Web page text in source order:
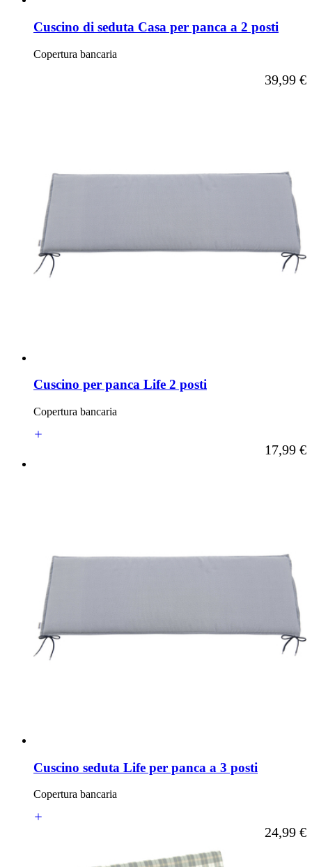
Cuscino di seduta Casa per panca a 2 posti
Copertura bancaria
A partire
39,99 €
Cuscino per panca Life 2 posti
Copertura bancaria
A partire
17,99 €
Cuscino seduta Life per panca a 3 posti
Copertura bancaria
A partire
24,99 €